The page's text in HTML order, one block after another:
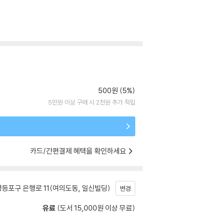
500원 (5%)
5만원 이상 구매 시 2천원 추가 적립
카드/간편결제 혜택을 확인하세요
포구 은행로 11(여의도동, 일신빌딩) 변경
유료 (도서 15,000원 이상 무료)